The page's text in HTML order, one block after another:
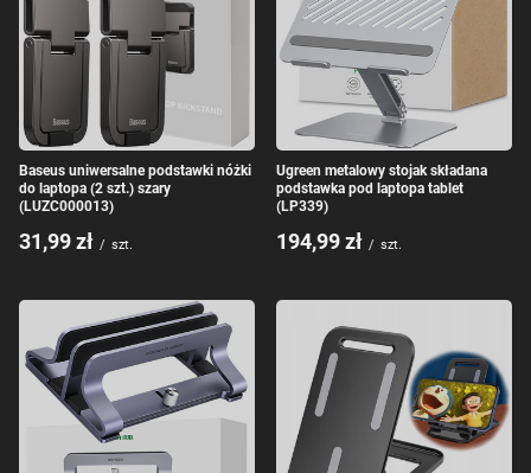
Baseus uniwersalne podstawki nóżki
do laptopa (2 szt.) szary
(LUZC000013)
31,99 zł / szt.
Ugreen metalowy stojak składana
podstawka pod laptopa tablet
(LP339)
194,99 zł / szt.